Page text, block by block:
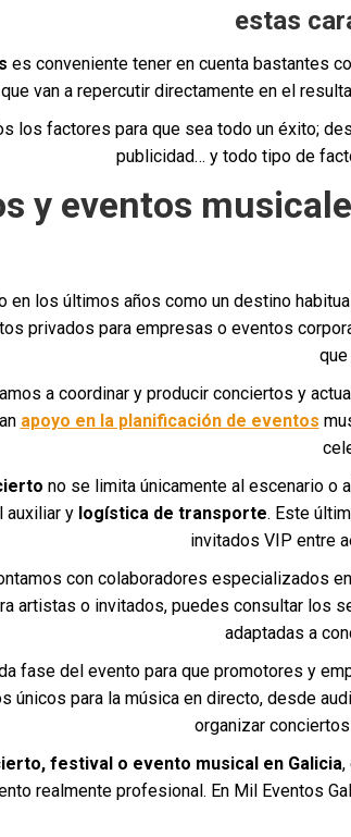
estas
es conveniente tener en cuenta bastantes
van a repercutir directamente en el
los factores para que sea todo un éxito;
publicidad… y todo tipo de
y eventos
en los últimos años como un destino
privados para empresas o eventos
a coordinar y producir conciertos y
apoyo en la planificación de eventos
no se limita únicamente al escenario o
auxiliar y logística de transporte. Este
invitados VIP entre
con colaboradores especializados
artistas o invitados, puedes consultar los
adaptadas a
fase del evento para que promotores y
únicos para la música en directo, desde
organizar
festival o evento musical en Galicia,
realmente profesional. En Mil Eventos